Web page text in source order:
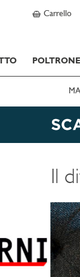
Carrello
POLTRONE
Il